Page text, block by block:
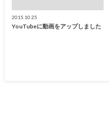
2015.10.25
YouTubeに動画をアップしました